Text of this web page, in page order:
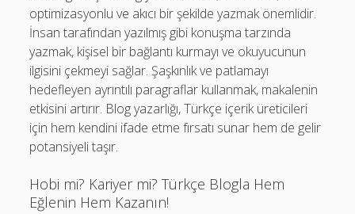
optimizasyonlu ve akıcı bir şekilde yazmak önemlidir.
İnsan tarafından yazılmış gibi konuşma tarzında
yazmak, kişisel bir bağlantı kurmayı ve okuyucunun
ilgisini çekmeyi sağlar. Şaşkınlık ve patlamayı
hedefleyen ayrıntılı paragraflar kullanmak, makalenin
etkisini artırır. Blog yazarlığı, Türkçe içerik üreticileri
için hem kendini ifade etme fırsatı sunar hem de gelir
potansiyeli taşır.
Hobi mi? Kariyer mi? Türkçe Blogla Hem
Eğlenin Hem Kazanın!